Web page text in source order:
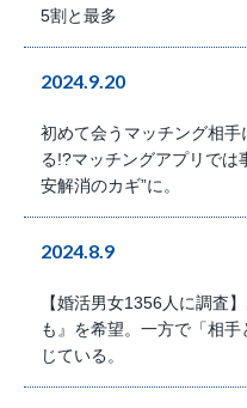
5割と最多
2024.9.20
初めて会うマッチング相
る!?マッチングアプリでは
安解消のカギ”に。
2024.8.9
【婚活男女1356人に調査
も』を希望。一方で「相
じている。